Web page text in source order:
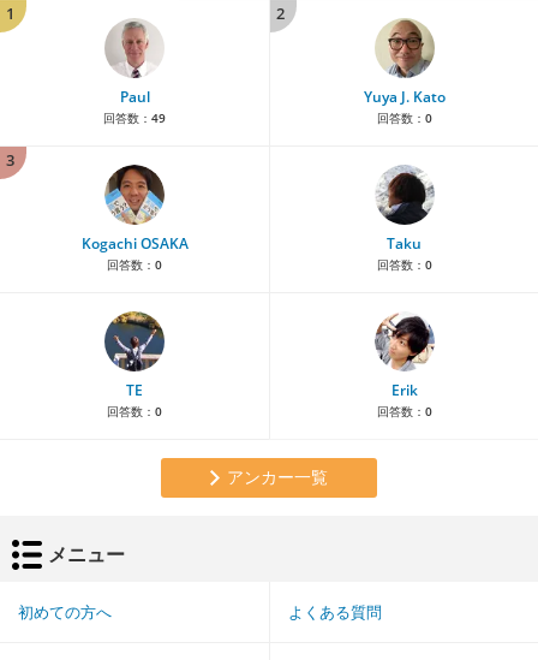
1
Paul
回答数： 49
2
Yuya J. Kato
回答数： 0
3
Kogachi OSAKA
回答数： 0
Taku
回答数： 0
TE
回答数： 0
Erik
回答数： 0
アンカー一覧
メニュー
初めての方へ よくある質問